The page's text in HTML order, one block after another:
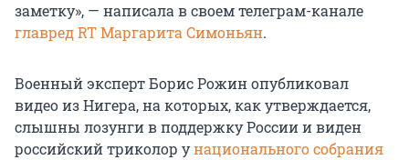
заметку», — написала в своем телеграм-канале
главред RT Маргарита Симоньян.
Военный эксперт Борис Рожин опубликовал
видео из Нигера, на которых, как утверждается,
слышны лозунги в поддержку России и виден
российский триколор унационального собрания